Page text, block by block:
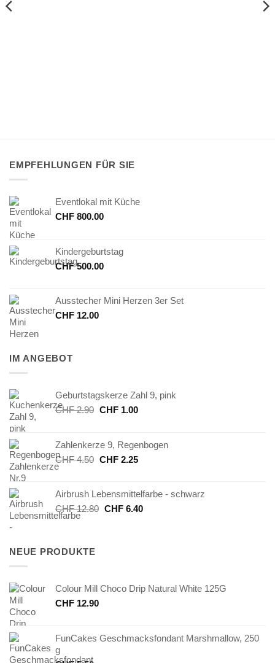
EMPFEHLUNGEN FÜR SIE
Eventlokal mit Küche
CHF 800.00
Kindergeburtstag
CHF500.00
Ausstecher Mini Herzen 3er Set
CHF 12.00
IM ANGEBOT
Geburtstagskerze Zahl 9, pink
CHF2.90 Ursprünglicher
CHF 2.90
CHF1.00Aktueller
CHF 1.00.
Zahlenkerze 9, Regenbogen
CHF4.50 Ursprünglicher
CHF 4.50
CHF2.25Aktueller
CHF 2.25.
Airbrush Lebensmittelfarbe - schwarz
CHF12.80 Ursprünglicher
CHF6.40Aktueller
NEUE PRODUKTE
Colour Mill Choco Drip Natural White 125G
CHF 12.90
FunCakes Geschmacksfondant Marshmallow, 250
g